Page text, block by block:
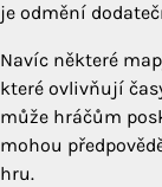
je odmění
Navíc některé
které ovlivňují
může hráčům
mohou
hru.